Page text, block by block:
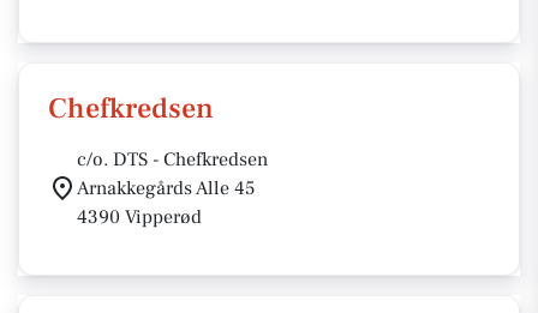
Chefkredsen
c/o. DTS - Chefkredsen
Arnakkegårds Alle 45
4390 Vipperød